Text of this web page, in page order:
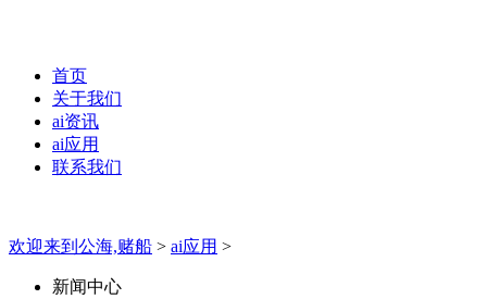
首页
关于我们
ai资讯
ai应用
联系我们
欢迎来到公海,赌船 > ai应用 >
新闻中心